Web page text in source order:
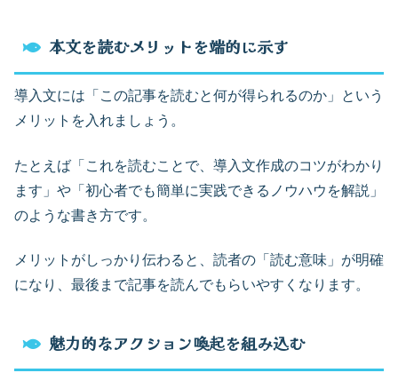
本文を読むメリットを端的に示す
導入文には「この記事を読むと何が得られるのか」という
メリットを入れましょう。
たとえば「これを読むことで、導入文作成のコツがわかり
ます」や「初心者でも簡単に実践できるノウハウを解説」
のような書き方です。
メリットがしっかり伝わると、読者の「読む意味」が明確
になり、最後まで記事を読んでもらいやすくなります。
魅力的なアクション喚起を組み込む